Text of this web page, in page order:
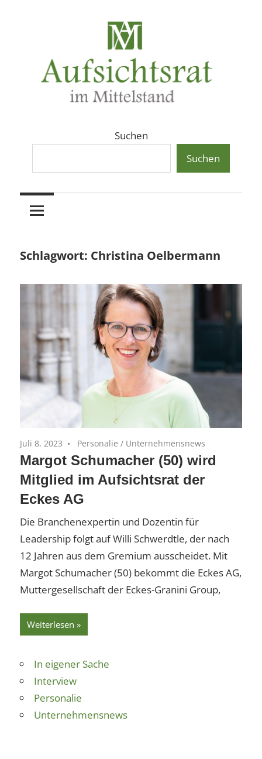
Aufsichtsrat
Beirat
im
Mittelstand
(AiM)
mittelständischen
Familienunternehmen,
Private
Portfoliounternehmen
Suchen
Suchen
Schlagwort: Christina Oelbermann
Juli 8, 2023 Personalie / Unternehmensnews
Margot Schumacher (50) wird
Mitglied im Aufsichtsrat der
Eckes AG
Die Branchenexpertin und Dozentin für
Leadership folgt auf Willi Schwerdtle, der nach
12 Jahren aus dem Gremium ausscheidet. Mit
Margot Schumacher (50) bekommt die Eckes AG,
Muttergesellschaft der Eckes-Granini Group,
Weiterlesen
In eigener Sache
Interview
Personalie
Unternehmensnews